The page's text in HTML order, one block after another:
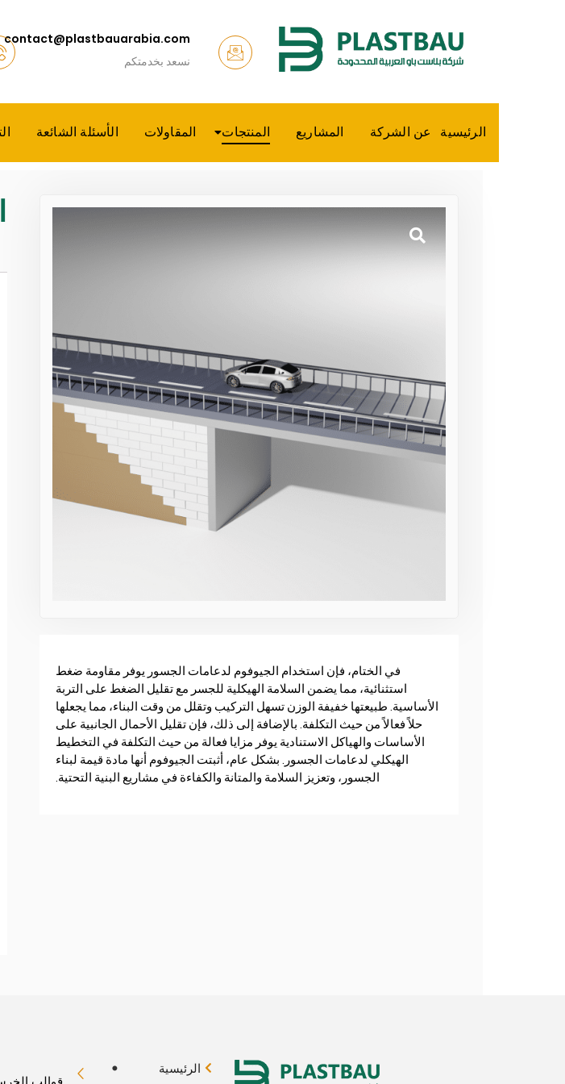
contact@plastbauarabia.com
نسعد بخدمتكم
الرئيسية عن الشركة المشاريع المنتجات المقاولات الأسئلة الشائعة
في الختام، فإن استخدام الجيوفوم لدعامات الجسور يوفر مقاومة ضغط
استثنائية، مما يضمن السلامة الهيكلية للجسر مع تقليل الضغط على التربة
الأساسية. طبيعتها خفيفة الوزن تسهل التركيب وتقلل من وقت البناء، مما يجعلها
حلاً فعالاً من حيث التكلفة. بالإضافة إلى ذلك، فإن تقليل الأحمال الجانبية على
الأساسات والهياكل الاستنادية يوفر مزايا فعالة من حيث التكلفة في التخطيط
الهيكلي لدعامات الجسور. بشكل عام، أثبتت الجيوفوم أنها مادة قيمة لبناء
الجسور، وتعزيز السلامة والمتانة والكفاءة في مشاريع البنية التحتية.
الرئيسية